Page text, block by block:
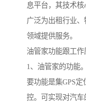
息平台，其技术
广泛为出租行业
领域提供服务。
油管家功能跟工作
1、油管家的功能
要功能是集GPS
控。可实现对汽车